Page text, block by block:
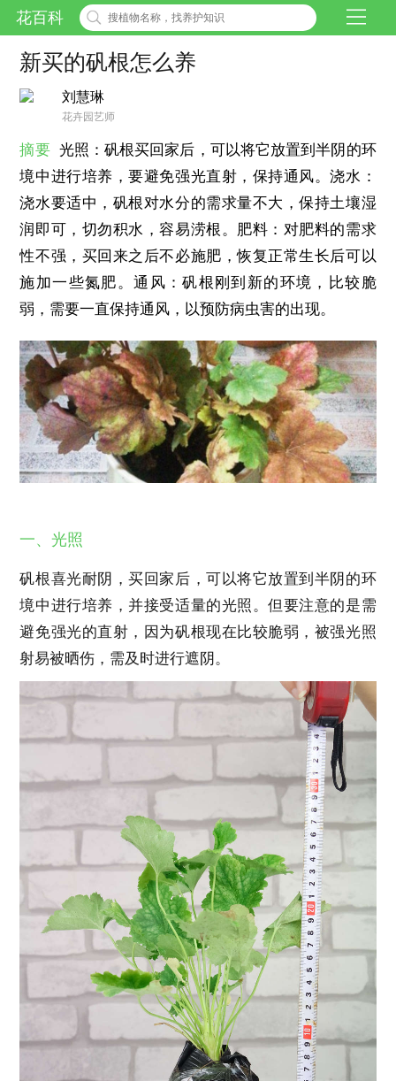
花百科
新买的矾根怎么养
刘慧琳
花卉园艺师
摘要 光照：矾根买回家后，可以将它放置到半阴的环
境中进行培养，要避免强光直射，保持通风。浇水：
浇水要适中，矾根对水分的需求量不大，保持土壤湿
润即可，切勿积水，容易涝根。肥料：对肥料的需求
性不强，买回来之后不必施肥，恢复正常生长后可以
施加一些氮肥。通风：矾根刚到新的环境，比较脆
弱，需要一直保持通风，以预防病虫害的出现。
一、光照
矾根喜光耐阴，买回家后，可以将它放置到半阴的环
境中进行培养，并接受适量的光照。但要注意的是需
避免强光的直射，因为矾根现在比较脆弱，被强光照
射易被晒伤，需及时进行遮阴。